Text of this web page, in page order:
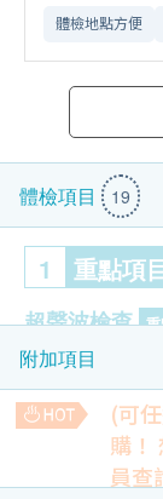
體檢地點方便
體檢項目 19
1 重點項
超聲波檢查
盆腔超聲波-
子宮頸病變測
柏氏子宮頸
附加項目
(可
購！
員查